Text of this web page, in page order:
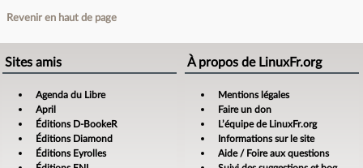
Revenir en haut de page
Sites amis
Agenda du Libre
April
Éditions D-BookeR
Éditions Diamond
Éditions Eyrolles
À propos de LinuxFr.org
Mentions légales
Faire un don
L’équipe de LinuxFr.org
Informations sur le site
Aide / Foire aux questions